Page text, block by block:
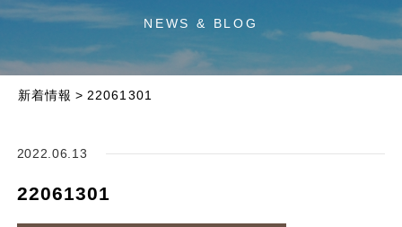
NEWS & BLOG
新着情報 > 22061301
2022.06.13
22061301